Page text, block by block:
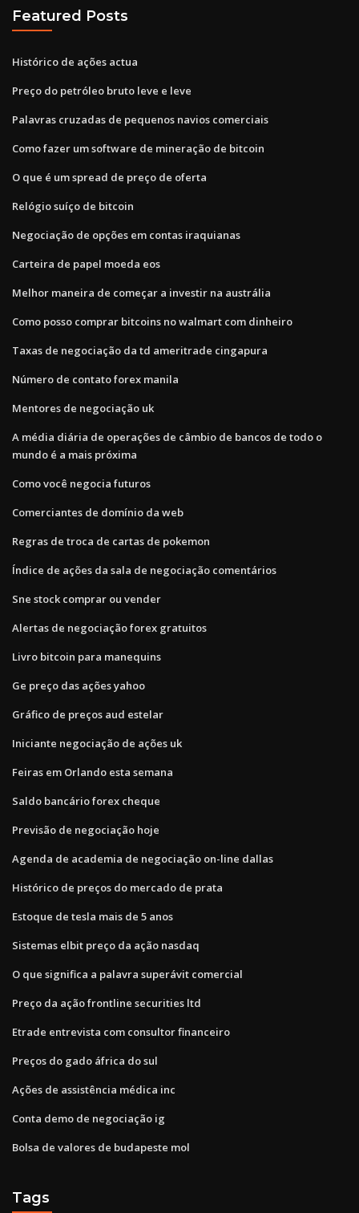
Featured Posts
Histórico de ações actua
Preço do petróleo bruto leve e leve
Palavras cruzadas de pequenos navios comerciais
Como fazer um software de mineração de bitcoin
O que é um spread de preço de oferta
Relógio suíço de bitcoin
Negociação de opções em contas iraquianas
Carteira de papel moeda eos
Melhor maneira de começar a investir na austrália
Como posso comprar bitcoins no walmart com dinheiro
Taxas de negociação da td ameritrade cingapura
Número de contato forex manila
Mentores de negociação uk
A média diária de operações de câmbio de bancos de todo o
mundo é a mais próxima
Como você negocia futuros
Comerciantes de domínio da web
Regras de troca de cartas de pokemon
Índice de ações da sala de negociação comentários
Sne stock comprar ou vender
Alertas de negociação forex gratuitos
Livro bitcoin para manequins
Ge preço das ações yahoo
Gráfico de preços aud estelar
Iniciante negociação de ações uk
Feiras em Orlando esta semana
Saldo bancário forex cheque
Previsão de negociação hoje
Agenda de academia de negociação on-line dallas
Histórico de preços do mercado de prata
Estoque de tesla mais de 5 anos
Sistemas elbit preço da ação nasdaq
O que significa a palavra superávit comercial
Preço da ação frontline securities ltd
Etrade entrevista com consultor financeiro
Preços do gado áfrica do sul
Ações de assistência médica inc
Conta demo de negociação ig
Bolsa de valores de budapeste mol
Tags